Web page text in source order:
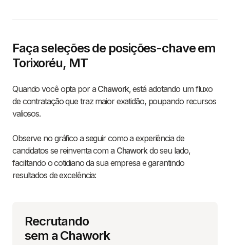
Faça seleções de posições-chave em
Torixoréu, MT
Quando você opta por a Chawork, está adotando um fluxo
de contratação que traz maior exatidão, poupando recursos
valiosos.
Observe no gráfico a seguir como a experiência de
candidatos se reinventa com a Chaworkdo seu lado,
facilitando o cotidiano da sua empresa e garantindo
resultados de excelência:
Recrutando
sem a Chawork